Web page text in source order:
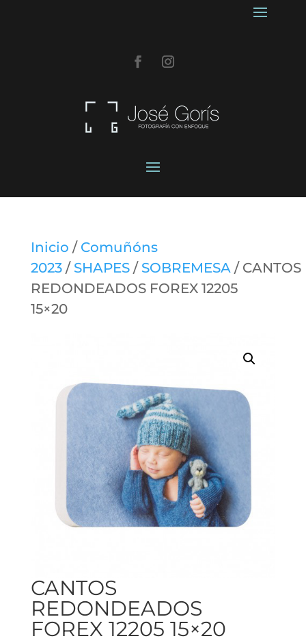
Inicio / Comuñóns
2023/ SHAPES/ SOBREMESA/ CANTOS
REDONDEADOS FOREX 12205
15×20
CANTOS
REDONDEADOS
FOREX 12205 15×20